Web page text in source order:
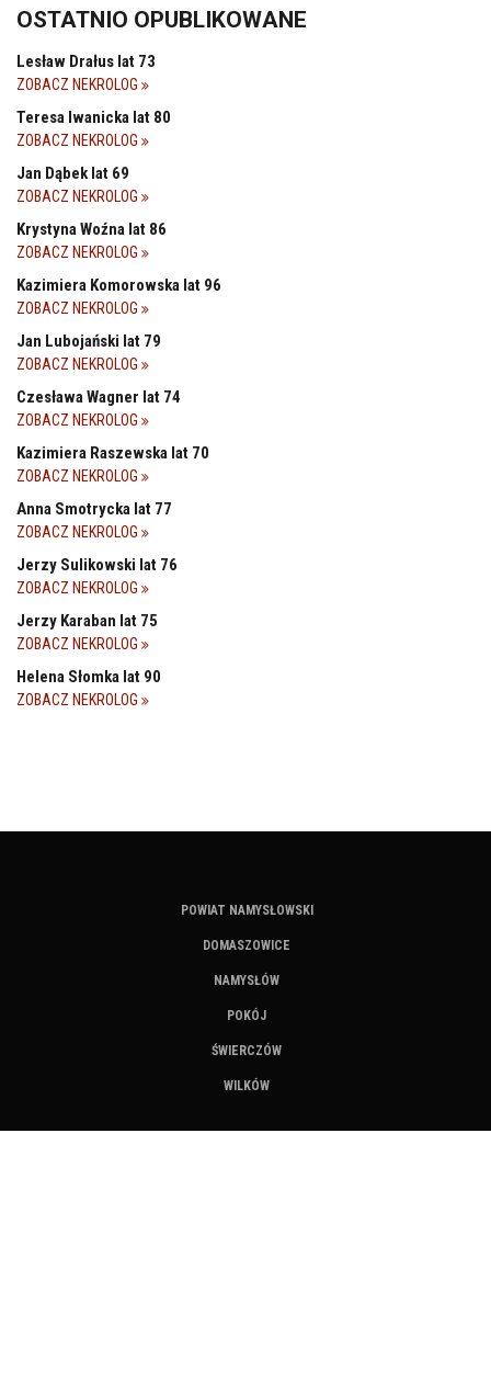
OSTATNIO OPUBLIKOWANE
Lesław Drałus lat 73
ZOBACZ NEKROLOG
Teresa Iwanicka lat 80
ZOBACZ NEKROLOG
Jan Dąbek lat 69
ZOBACZ NEKROLOG
Krystyna Woźna lat 86
ZOBACZ NEKROLOG
Kazimiera Komorowska lat 96
ZOBACZ NEKROLOG
Jan Lubojański lat 79
ZOBACZ NEKROLOG
Czesława Wagner lat 74
ZOBACZ NEKROLOG
Kazimiera Raszewska lat 70
ZOBACZ NEKROLOG
Anna Smotrycka lat 77
ZOBACZ NEKROLOG
Jerzy Sulikowski lat 76
ZOBACZ NEKROLOG
Jerzy Karaban lat 75
ZOBACZ NEKROLOG
Helena Słomka lat 90
ZOBACZ NEKROLOG
POWIAT NAMYSŁOWSKI
DOMASZOWICE
NAMYSŁÓW
POKÓJ
ŚWIERCZÓW
WILKÓW